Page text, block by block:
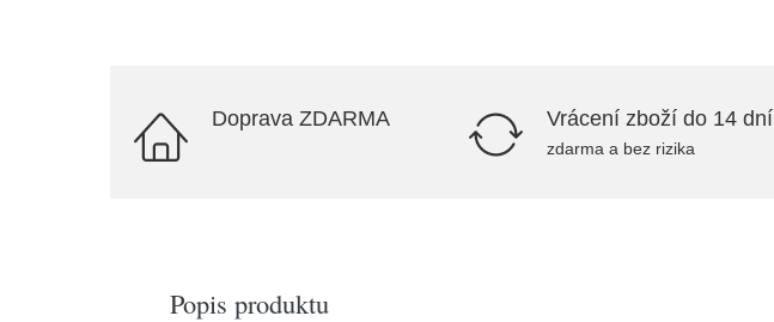
Doprava ZDARMA Vrácení zboží do 14 dní
zdarma a bez rizika
Popis produktu